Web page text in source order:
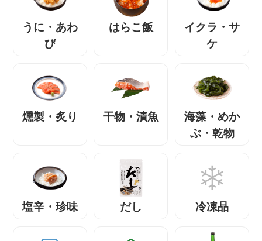
うに・あわ
び
はらこ飯
イクラ・サ
ケ
燻製・炙り 干物・漬魚
海藻・めか
ぶ・乾物
塩辛・珍味 だし 冷凍品